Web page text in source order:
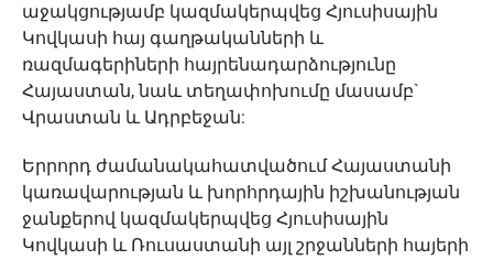
աջակցությամբ կազմակերպվեց Հյուսիսային
Կովկասի հայ գաղթականների և
ռազմագերիների հայրենադարձությունը
Հայաստան, նաև տեղափոխումը մասամբ`
Վրաստան և Ադրբեջան:
Երրորդ ժամանակահատվածում Հայաստանի
կառավարության և խորհրդային իշխանության
ջանքերով կազմակերպվեց Հյուսիսային
Կովկասի և Ռուսաստանի այլ շրջանների հայերի